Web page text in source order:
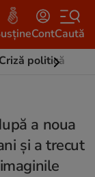
ContCaută
Criză politică
a noua
și a trecut